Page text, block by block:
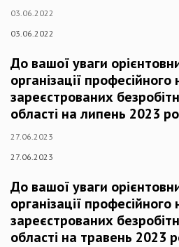
03.06.2022
03.06.2022
До вашої уваги
організації професійного
зареєстрованих
області на липень 2023
27.06.2023
27.06.2023
До вашої уваги
організації професійного
зареєстрованих
області на травень 2023